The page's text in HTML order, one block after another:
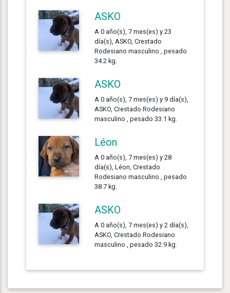
ASKO
A 0 año(s), 7 mes(es) y 23
día(s), ASKO, Crestado
Rodesiano masculino , pesado
34.2 kg.
ASKO
A 0 año(s), 7 mes(es) y 9 día(s),
ASKO, Crestado Rodesiano
masculino , pesado 33.1 kg.
Léon
A 0 año(s), 7 mes(es) y 28
día(s), Léon, Crestado
Rodesiano masculino , pesado
38.7 kg.
ASKO
A 0 año(s), 7 mes(es) y 2 día(s),
ASKO, Crestado Rodesiano
masculino , pesado 32.9 kg.